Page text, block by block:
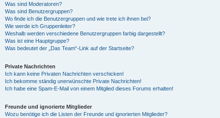
Was sind Moderatoren?
Was sind Benutzergruppen?
Wo finde ich die Benutzergruppen und wie trete ich ihnen bei?
Wie werde ich Gruppenleiter?
Weshalb werden verschiedene Benutzergruppen farbig dargestellt?
Was ist eine Hauptgruppe?
Was bedeutet der „Das Team“-Link auf der Startseite?
Private Nachrichten
Ich kann keine Privaten Nachrichten verschicken!
Ich bekomme ständig unerwünschte Private Nachrichten!
Ich habe eine Spam-E-Mail von einem Mitglied dieses Forums erhalten!
Freunde und ignorierte Mitglieder
Wozu benötige ich die Listen der Freunde und ignorierten Mitglieder?